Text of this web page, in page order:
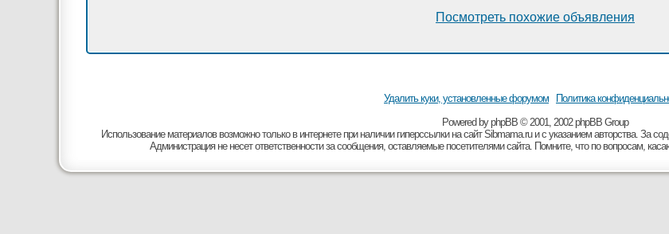
Посмотреть похожие объявления
Удалить куки, установленные форумом
Политика
Powered byрhрВВ © 2001, 2002 рhрВВ Grоuр
Использование материалов возможно только в интернете при наличии гиперссылки на сайт Sibmama.ru и с указанием авторства. За
Администрация не несет ответственности за сообщения, оставляемые посетителями сайта. Помните, что по вопросам,